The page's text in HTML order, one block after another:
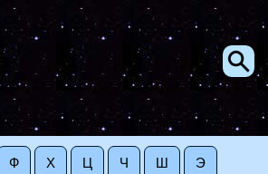
Ф Х Ц Ч Ш Э